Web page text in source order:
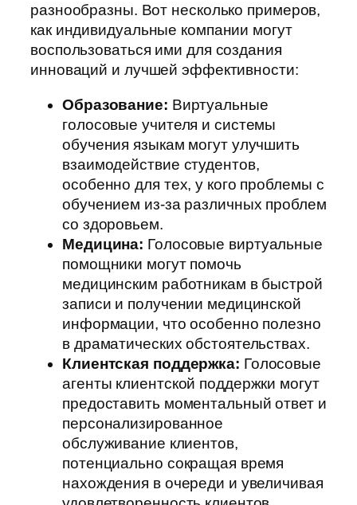
разнообразны. Вот несколько примеров,
как индивидуальные компании могут
воспользоваться ими для создания
инноваций и лучшей эффективности:
Образование: Виртуальные
голосовые учителя и системы
обучения языкам могут улучшить
взаимодействие студентов,
особенно для тех, у кого проблемы с
обучением из-за различных проблем
со здоровьем.
Медицина: Голосовые виртуальные
помощники могут помочь
медицинским работникам в быстрой
записи и получении медицинской
информации, что особенно полезно
в драматических обстоятельствах.
Клиентская поддержка: Голосовые
агенты клиентской поддержки могут
предоставить моментальный ответ и
персонализированное
обслуживание клиентов,
потенциально сокращая время
нахождения в очереди и увеличивая